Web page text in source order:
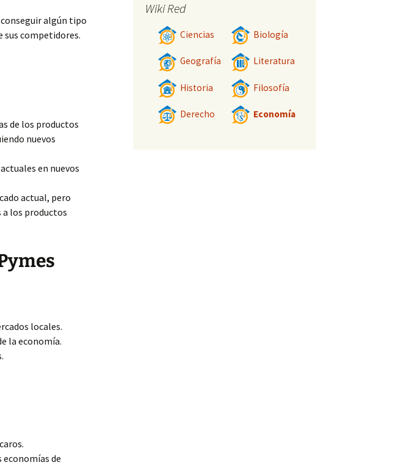
algún tipo
sus competidores.
de los productos
nuevos
en nuevos
actual, pero
los productos
locales.
la economía.
economías de
Wiki Red
Ciencias Biología
Geografía Literatura
Historia Filosofía
Derecho Economía